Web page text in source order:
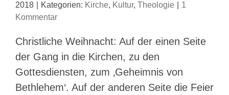
2018
Kategorien: Kirche, Kultur, Theologie
1
Kommentar
Christliche Weihnacht: Auf der einen Seite
der Gang in die Kirchen, zu den
Gottesdiensten, zum ‚Geheimnis von
Bethlehem‘. Auf der anderen Seite die Feier